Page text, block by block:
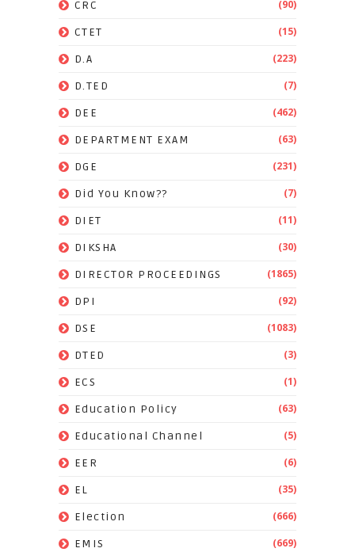
CRC (90)
CTET (15)
D.A (223)
D.TED (7)
DEE (462)
DEPARTMENT EXAM (63)
DGE (231)
Did You Know?? (7)
DIET (11)
DIKSHA (30)
DIRECTOR PROCEEDINGS (1865)
DPI (92)
DSE (1083)
DTED (3)
ECS (1)
Education Policy (63)
Educational Channel (5)
EER (6)
EL (35)
Election (666)
EMIS (669)